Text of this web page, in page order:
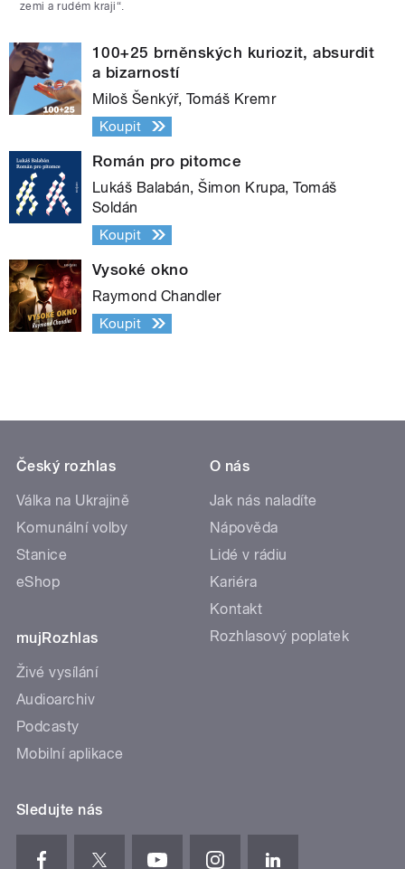
zemi a rudém kraji“.
100+25 brněnských kuriozit, absurdit
a bizarností
Miloš Šenkýř, Tomáš Kremr
Koupit
Román pro pitomce
Lukáš Balabán, Šimon Krupa, Tomáš
Soldán
Koupit
Vysoké okno
Raymond Chandler
Koupit
Český rozhlas
Válka na Ukrajině
Komunální volby
Stanice
eShop
mujRozhlas
Živé vysílání
Audioarchiv
Podcasty
Mobilní aplikace
O nás
Jak nás naladíte
Nápověda
Lidé v rádiu
Kariéra
Kontakt
Rozhlasový poplatek
Sledujte nás